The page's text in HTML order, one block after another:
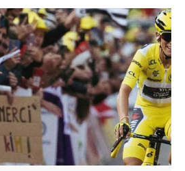
course, lors de la 8ème et plus
de France Femmes 2026, entre